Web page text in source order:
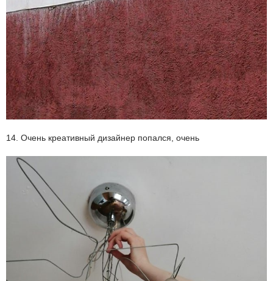
14. Очень креативный дизайнер попался, очень